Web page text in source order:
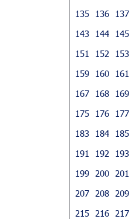
135
136 137
143
144 145
151
152 153
159
160 161
167
168 169
175
176 177
183
184 185
191
192 193
199
200 201
207
208 209
215
216 217